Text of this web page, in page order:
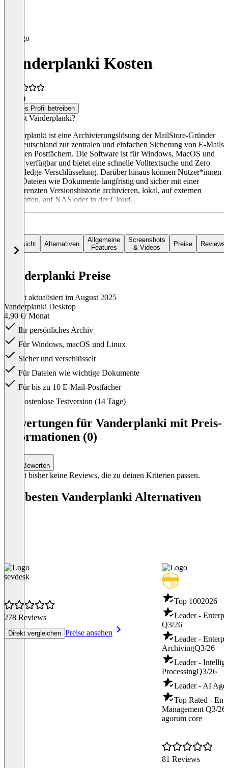
Vanderplanki Kosten
(2)
Dieses Profil betreiben
Was ist Vanderplanki?
Vanderplanki ist eine Archivierungslösung der MailStore-Gründer
aus Deutschland zur zentralen und einfachen Sicherung von E-Mails
aus allen Postfächern. Die Software ist für Windows, MacOS und
Linux verfügbar und bietet eine schnelle Volltextsuche und Zero
Knowledge-Verschlüsselung. Darüber hinaus können Nutzer*innen
auch Dateien wie Dokumente langfristig und sicher mit einer
unbegrenzten Versionshistorie archivieren, lokal, auf externen
Festplatten, auf NAS oder in der Cloud.
Übersicht Alternativen
Allgemeine
Features
Screenshots
& Videos
Preise Reviews
Vanderplanki Preise
Zuletzt aktualisiert im August 2025
Vanderplanki Desktop
4,90 €/ Monat
Ihr persönliches Archiv
Für Windows, macOS und Linux
Sicher und verschlüsselt
Für Dateien wie wichtige Dokumente
Für bis zu 10 E-Mail-Postfächer
Kostenlose Testversion (14 Tage)
Bewertungen für Vanderplanki mit Preis-
Informationen (0)
Bewerten
Es gibt bisher keine Reviews, die zu deinen Kriterien passen.
Die besten Vanderplanki Alternativen
sevdesk
278 Reviews
Direkt vergleichen Preise ansehen
Top 1002026
Leader -
Q3/26
Leader -
ArchivingQ3/26
Leader -
ProcessingQ3/26
Leader - AI
Top Rated -
Management Q3/26
agorum core
81 Reviews